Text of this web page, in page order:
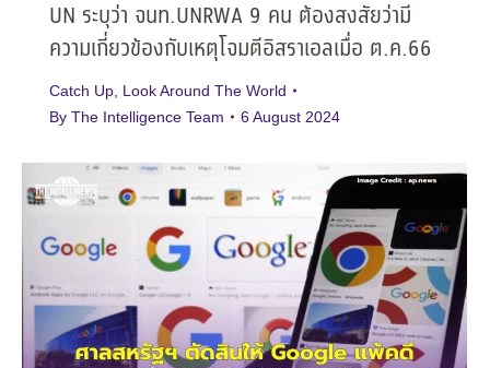
UN ระบุว่า จนท.UNRWA 9 คน ต้องสงสัยว่ามี
ความเกี่ยวข้องกับเหตุโจมตีอิสราเอลเมื่อ ต.ค.66
Catch Up Look Around The World
By The Intelligence Team 6 August 2024